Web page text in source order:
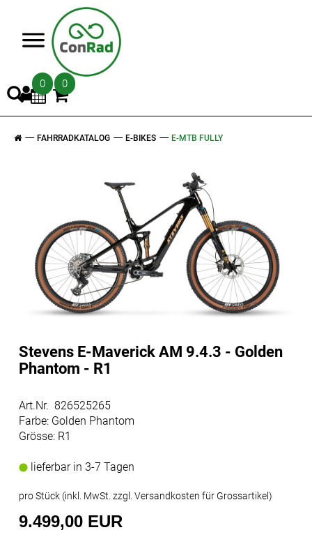
0 0
FAHRRADKATALOG E-BIKES E-MTB FULLY
Stevens E-Maverick AM 9.4.3 - Golden
Phantom - R1
Art.Nr. 826525265
Farbe: Golden Phantom
Grösse: R1
lieferbar in 3-7 Tagen
pro Stück (inkl. MwSt. zzgl. Versandkosten für Grossartikel)
9.499,00 EUR